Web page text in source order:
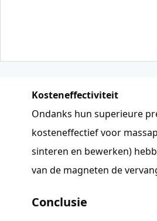
Kosteneffectiviteit
Ondanks hun superieure
kosteneffectief voor
sinteren en bewerken)
van de magneten de
Conclusie